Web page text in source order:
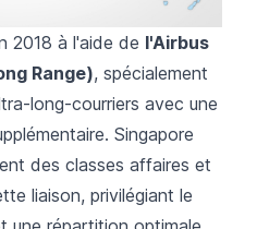
2018 à l'aide de l'Airbus
Range), spécialement
long-courriers avec une
Singapore
des classes affaires et
liaison, privilégiant le